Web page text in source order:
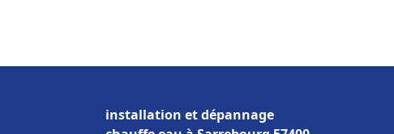
installation et dépannage